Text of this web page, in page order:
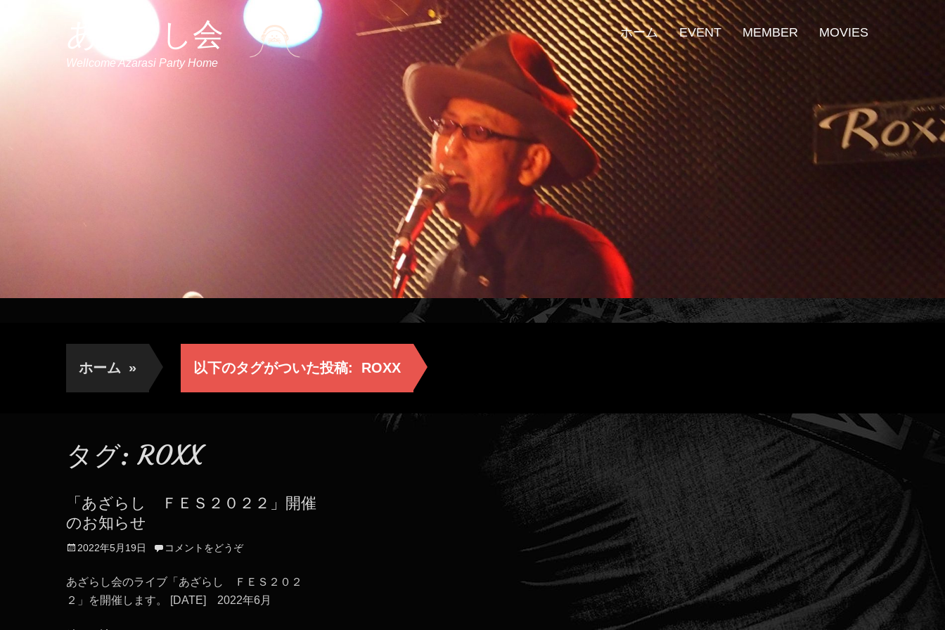
あざらし会
Wellcome Azarasi Party Home
ホーム EVENT MEMBER MOVIES
ホーム » 以下のタグがついた投稿: ROXX
タグ:ROXX
「あざらし ＦＥＳ２０２２」開催
のお知らせ
投
日
2022年5月19日 コメントをどうぞ
あざらし会のライブ「あざらし ＦＥＳ２０２
２」を開催します。 [DATE] 2022年6月